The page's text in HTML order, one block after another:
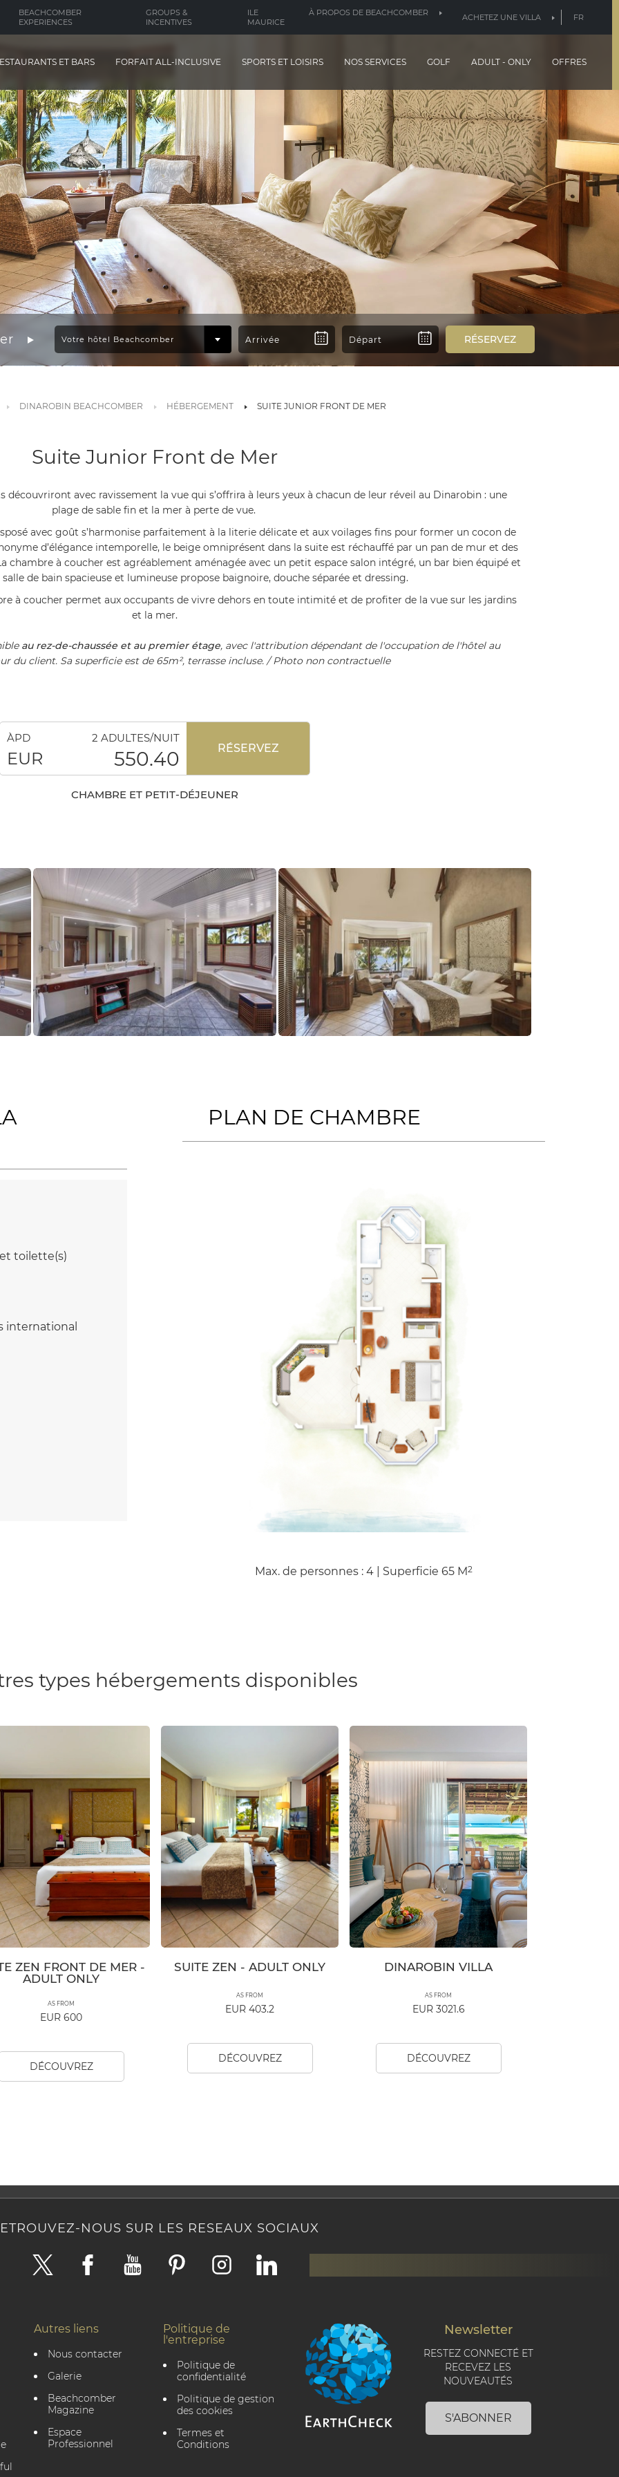
BEACHCOMBER
EXPERIENCES
GROUPS &
INCENTIVES
ILE
MAURICE
À PROPOS DE BEACHCOMBER ACHETEZ UNE VILLA FR
ET BARS FORFAIT ALL-INCLUSIVE SPORTS ET LOISIRS NOS SERVICES GOLF ADULT - ONLY OFFRES
RÉSERVEZ
DINAROBIN BEACHCOMBER HÉBERGEMENT SUITE JUNIOR FRONT DE MER
Suite Junior Front de Mer
découvriront avec ravissement la vue qui s’offrira à leurs yeux à chacun de leur réveil au Dinarobin : une
plage de sable fin et la mer à perte de vue.
avec goût s’harmonise parfaitement à la literie délicate et aux voilages fins pour former un cocon de
d’élégance intemporelle, le beige omniprésent dans la suite est réchauffé par un pan de mur et des
chambre à coucher est agréablement aménagée avec un petit espace salon intégré, un bar bien équipé et
de bain spacieuse et lumineuse propose baignoire, douche séparée et dressing.
à coucher permet aux occupants de vivre dehors en toute intimité et de profiter de la vue sur les jardins
et la mer.
au rez-de-chaussée et au premier étage, avec l'attribution dépendant de l'occupation de l'hôtel au
du client. Sa superficie est de 65m², terrasse incluse. / Photo non contractuelle
ÀPD 2 ADULTES/NUIT
EUR 550.40 RÉSERVEZ
CHAMBRE ET PETIT-DÉJEUNER
toilette(s)
international
PLAN DE CHAMBRE
Max. de personnes : 4 Superficie 65 M2
types hébergements disponibles
ZEN FRONT DE MER -
ADULT ONLY
AS FROM
EUR 600
DÉCOUVREZ
SUITE ZEN - ADULT ONLY
AS FROM
EUR 403.2
DÉCOUVREZ
DINAROBIN VILLA
AS FROM
EUR 3021.6
DÉCOUVREZ
NOUS SUR LES RESEAUX SOCIAUX
Autres liens
Nous contacter
Galerie
Beachcomber
Magazine
Espace
Professionnel
Politique de
l'entreprise
Politique de
confidentialité
Politique de gestion
des cookies
Termes et
Conditions
Newsletter
RESTEZ CONNECTÉ ET
RECEVEZ LES
NOUVEAUTÉS
S'ABONNER